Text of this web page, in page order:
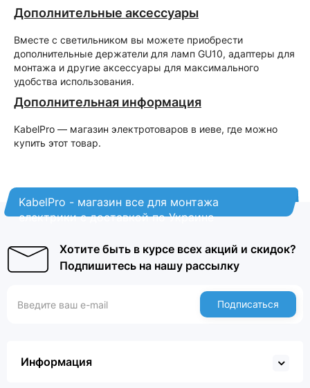
Дополнительные аксессуары
Вместе с светильником вы можете приобрести
дополнительные держатели для ламп GU10, адаптеры для
монтажа и другие аксессуары для максимального
удобства использования.
Дополнительная информация
KabelPro — магазин электротоваров в иеве, где можно
купить этот товар.
KabelPro - магазин все для монтажа
електрики с доставкой по Украине
Хотите быть в курсе всех акций и скидок?
Подпишитесь на нашу рассылку
Подписаться
Информация